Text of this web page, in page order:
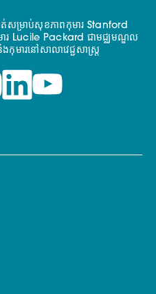
ត់សម្រាប់សុខភាពកុមារ Stanford
រ Lucile Packard ជាមជ្ឈមណ្ឌល
មារនៅសាលាវេជ្ជសាស្ត្រ